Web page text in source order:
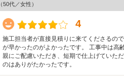
（50代／女性）
4
施工担当者が直接見積りに来てくださるの
が早かったのがよかったです。 工事中は高
親にご配慮いただき、短期で仕上げていた
のはありがたかったです。